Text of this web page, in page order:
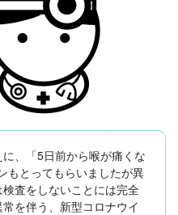
、「5日前から喉が痛くな
もとってもらいましたが異
査をしないことには完全
を伴う、新型コロナウイ